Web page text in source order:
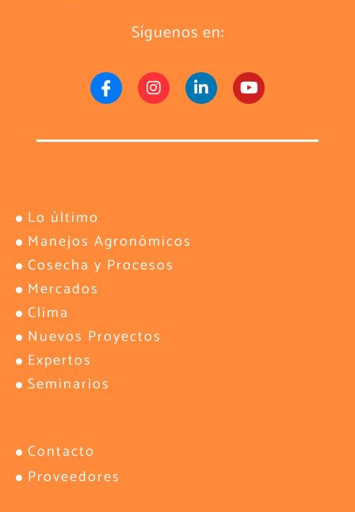
Síguenos en:
Lo último
Manejos Agronómicos
Cosecha y Procesos
Mercados
Clima
Nuevos Proyectos
Expertos
Seminarios
Contacto
Proveedores